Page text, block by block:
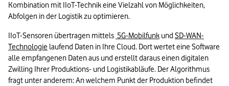
Kombination mit IIoT-Technik eine Vielzahl von Möglichkeiten,
Abfolgen in der Logistik zu optimieren.
IIoT-Sensoren übertragen mittels 5G-Mobilfunk und SD-WAN-
Technologie laufend Daten in Ihre Cloud. Dort wertet eine Software
alle empfangenen Daten aus und erstellt daraus einen digitalen
Zwilling Ihrer Produktions- und Logistikabläufe. Der Algorithmus
fragt unter anderem: An welchem Punkt der Produktion befindet